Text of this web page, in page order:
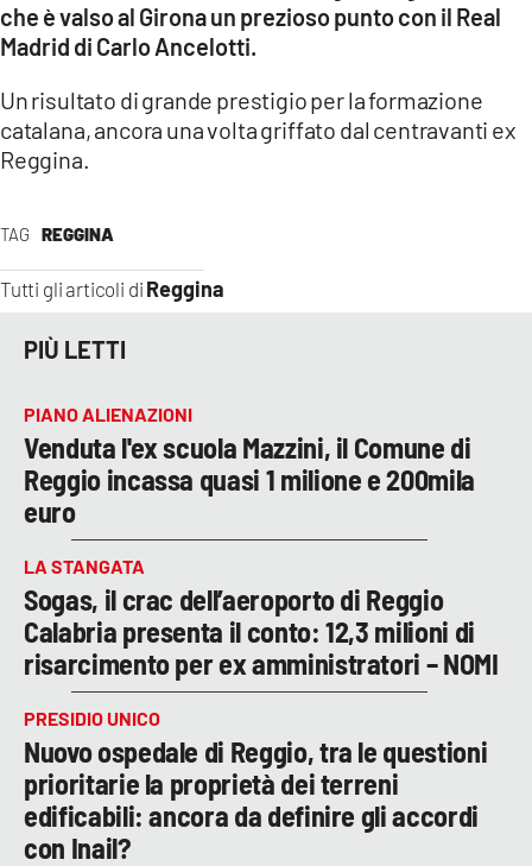
App
APPLE
TAG REGGINA
Tutti gli articoli di Reggina
che è valso al Girona un prezioso punto con il Real
Madrid di Carlo Ancelotti.
Un risultato di grande prestigio per la formazione
catalana, ancora una volta griffato dal centravanti ex
Reggina.
PIÙ LETTI
PIANO ALIENAZIONI
Venduta l'ex scuola Mazzini, il Comune di
Reggio incassa quasi 1 milione e 200mila
euro
LA STANGATA
Sogas, il crac dell’aeroporto di Reggio
Calabria presenta il conto: 12,3 milioni di
risarcimento per ex amministratori – NOMI
PRESIDIO UNICO
Nuovo ospedale di Reggio, tra le questioni
prioritarie la proprietà dei terreni
edificabili: ancora da definire gli accordi
con Inail?